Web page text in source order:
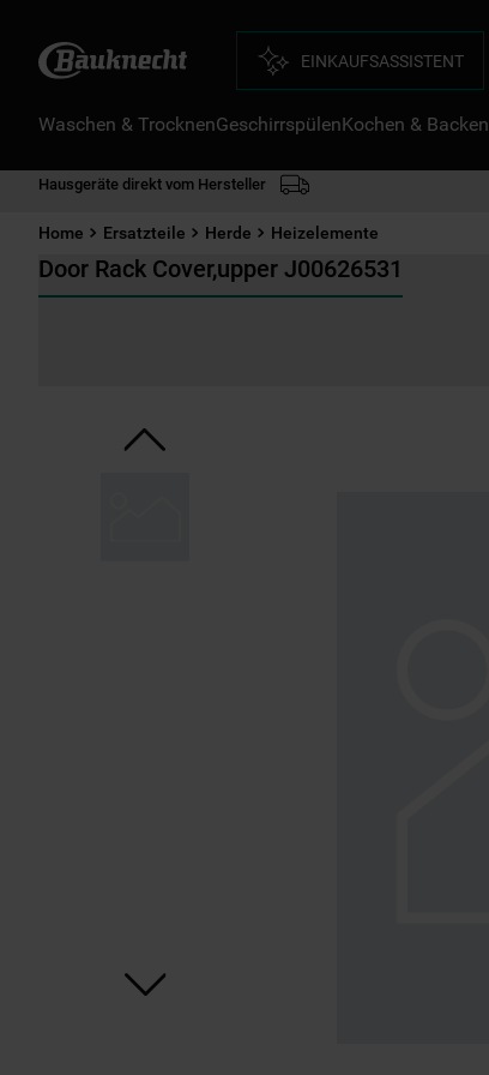
EINKAUFSASSISTENT
Waschen & TrocknenGeschirrspülenKochen & Backen
Hausgeräte direkt vom Hersteller
Home Ersatzteile Herde Heizelemente
Door Rack Cover,upper J00626531